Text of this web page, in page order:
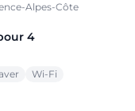
Alpes-Côte
4
Wi-Fi